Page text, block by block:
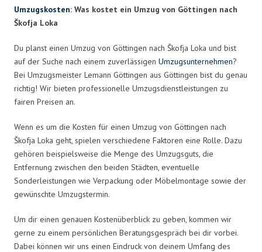
Umzugskosten: Was kostet ein Umzug von Göttingen nach
Škofja Loka
Du planst einen Umzug von Göttingen nach Škofja Loka und bist
auf der Suche nach einem zuverlässigen Umzugsunternehmen?
Bei Umzugsmeister Lemann Göttingen aus Göttingen bist du genau
richtig! Wir bieten professionelle Umzugsdienstleistungen zu
fairen Preisen an.
Wenn es um die Kosten für einen Umzug von Göttingen nach
Škofja Loka geht, spielen verschiedene Faktoren eine Rolle. Dazu
gehören beispielsweise die Menge des Umzugsguts, die
Entfernung zwischen den beiden Städten, eventuelle
Sonderleistungen wie Verpackung oder Möbelmontage sowie der
gewünschte Umzugstermin.
Um dir einen genauen Kostenüberblick zu geben, kommen wir
gerne zu einem persönlichen Beratungsgespräch bei dir vorbei.
Dabei können wir uns einen Eindruck von deinem Umfang des